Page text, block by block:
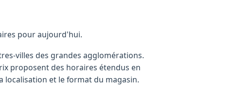
pour aujourd'hui.
villes des grandes agglomérations.
proposent des horaires étendus en
localisation et le format du magasin.